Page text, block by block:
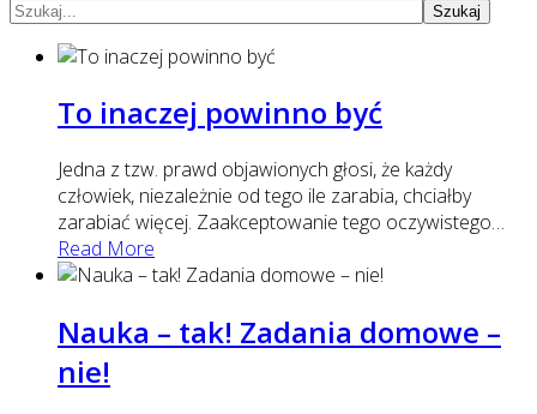
Szukaj
To inaczej powinno być
Jedna z tzw. prawd objawionych głosi, że każdy
człowiek, niezależnie od tego ile zarabia, chciałby
zarabiać więcej. Zaakceptowanie tego oczywistego…
Read More
Nauka – tak! Zadania domowe –
nie!